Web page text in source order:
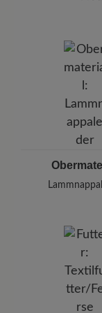
E-mail: